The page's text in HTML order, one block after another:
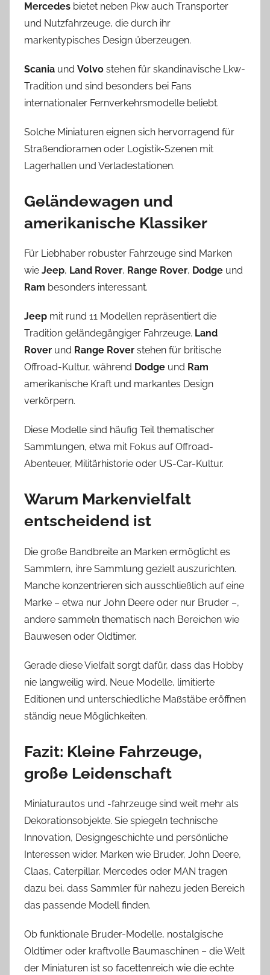
Mercedes bietet neben Pkw auch Transporter
und Nutzfahrzeuge, die durch ihr
markentypisches Design überzeugen.
Scania und Volvo stehen für skandinavische Lkw-
Tradition und sind besonders bei Fans
internationaler Fernverkehrsmodelle beliebt.
Solche Miniaturen eignen sich hervorragend für
Straßendioramen oder Logistik-Szenen mit
Lagerhallen und Verladestationen.
Geländewagen und
amerikanische Klassiker
Für Liebhaber robuster Fahrzeuge sind Marken
wie Jeep, Land Rover, Range Rover, Dodge und
Ram besonders interessant.
Jeep mit rund 11 Modellen repräsentiert die
Tradition geländegängiger Fahrzeuge. Land
Rover und Range Rover stehen für britische
Offroad-Kultur, während Dodge und Ram
amerikanische Kraft und markantes Design
verkörpern.
Diese Modelle sind häufig Teil thematischer
Sammlungen, etwa mit Fokus auf Offroad-
Abenteuer, Militärhistorie oder US-Car-Kultur.
Warum Markenvielfalt
entscheidend ist
Die große Bandbreite an Marken ermöglicht es
Sammlern, ihre Sammlung gezielt auszurichten.
Manche konzentrieren sich ausschließlich auf eine
Marke – etwa nur John Deere oder nur Bruder –,
andere sammeln thematisch nach Bereichen wie
Bauwesen oder Oldtimer.
Gerade diese Vielfalt sorgt dafür, dass das Hobby
nie langweilig wird. Neue Modelle, limitierte
Editionen und unterschiedliche Maßstäbe eröffnen
ständig neue Möglichkeiten.
Fazit: Kleine Fahrzeuge,
große Leidenschaft
Miniaturautos und -fahrzeuge sind weit mehr als
Dekorationsobjekte. Sie spiegeln technische
Innovation, Designgeschichte und persönliche
Interessen wider. Marken wie Bruder, John Deere,
Claas, Caterpillar, Mercedes oder MAN tragen
dazu bei, dass Sammler für nahezu jeden Bereich
das passende Modell finden.
Ob funktionale Bruder-Modelle, nostalgische
Oldtimer oder kraftvolle Baumaschinen – die Welt
der Miniaturen ist so facettenreich wie die echte